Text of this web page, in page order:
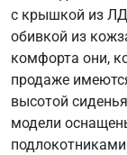
с крышкой из
обивкой из
комфорта они,
продаже
высотой
модели